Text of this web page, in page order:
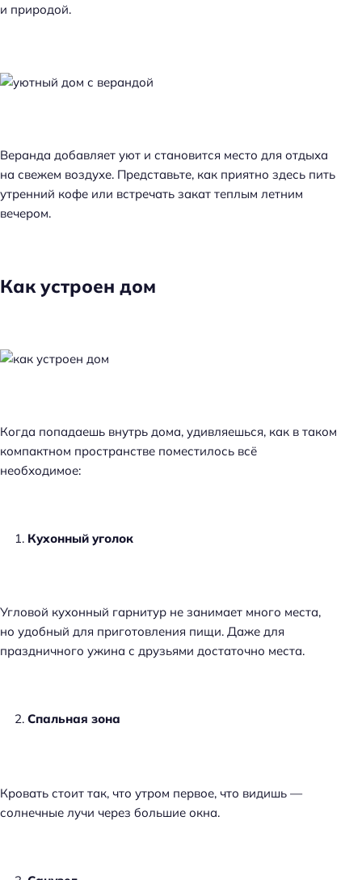
и природой.
Веранда добавляет уют и становится место для отдыха
на свежем воздухе. Представьте, как приятно здесь пить
утренний кофе или встречать закат теплым летним
вечером.
Как устроен дом
Когда попадаешь внутрь дома, удивляешься, как в таком
компактном пространстве поместилось всё
необходимое:
Кухонный уголок
Угловой кухонный гарнитур не занимает много места,
но удобный для приготовления пищи. Даже для
праздничного ужина с друзьями достаточно места.
Спальная зона
Кровать стоит так, что утром первое, что видишь —
солнечные лучи через большие окна.